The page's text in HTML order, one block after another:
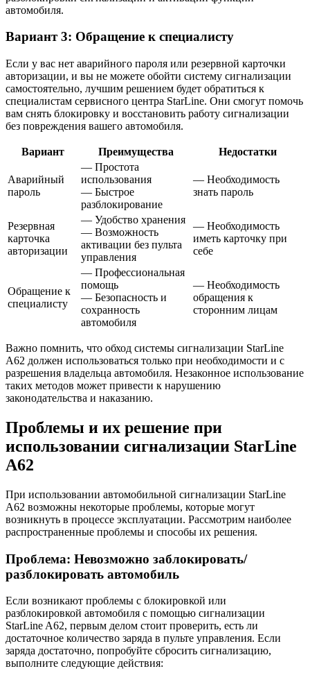
автомобиля.
Вариант 3: Обращение к специалисту
Если у вас нет аварийного пароля или резервной карточки
авторизации, и вы не можете обойти систему сигнализации
самостоятельно, лучшим решением будет обратиться к
специалистам сервисного центра StarLine. Они смогут помочь
вам снять блокировку и восстановить работу сигнализации
без повреждения вашего автомобиля.
Вариант Преимущества Недостатки
Аварийный
пароль
— Простота
использования
— Быстрое
разблокирование
— Необходимость
знать пароль
Резервная
карточка
авторизации
— Удобство хранения
— Возможность
активации без пульта
управления
— Необходимость
иметь карточку при
себе
Обращение к
специалисту
— Профессиональная
помощь
— Безопасность и
сохранность
автомобиля
— Необходимость
обращения к
сторонним лицам
Важно помнить, что обход системы сигнализации StarLine
A62 должен использоваться только при необходимости и с
разрешения владельца автомобиля. Незаконное использование
таких методов может привести к нарушению
законодательства и наказанию.
Проблемы и их решение при
использовании сигнализации StarLine
A62
При использовании автомобильной сигнализации StarLine
A62 возможны некоторые проблемы, которые могут
возникнуть в процессе эксплуатации. Рассмотрим наиболее
распространенные проблемы и способы их решения.
Проблема: Невозможно заблокировать/
разблокировать автомобиль
Если возникают проблемы с блокировкой или
разблокировкой автомобиля с помощью сигнализации
StarLine A62, первым делом стоит проверить, есть ли
достаточное количество заряда в пульте управления. Если
заряда достаточно, попробуйте сбросить сигнализацию,
выполните следующие действия: